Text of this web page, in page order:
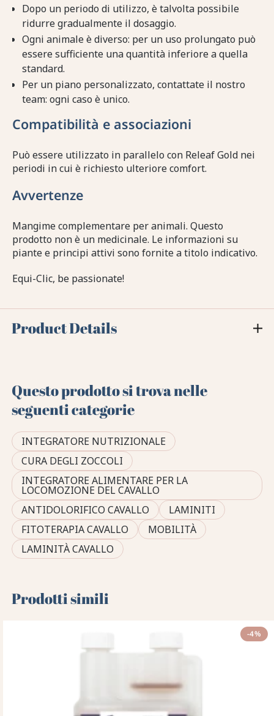
Dopo un periodo di utilizzo, è talvolta possibile
ridurre gradualmente il dosaggio.
Ogni animale è diverso: per un uso prolungato può
essere sufficiente una quantità inferiore a quella
standard.
Per un piano personalizzato, contattate il nostro
team: ogni caso è unico.
Compatibilità e associazioni
Può essere utilizzato in parallelo con Releaf Gold nei
periodi in cui è richiesto ulteriore comfort.
Avvertenze
Mangime complementare per animali. Questo
prodotto non è un medicinale. Le informazioni su
piante e principi attivi sono fornite a titolo indicativo.
Equi-Clic, be passionate!
Product Details
Questo prodotto si trova nelle
seguenti categorie
INTEGRATORE NUTRIZIONALE
CURA DEGLI ZOCCOLI
INTEGRATORE ALIMENTARE PER LA
LOCOMOZIONE DEL CAVALLO
ANTIDOLORIFICO CAVALLO
LAMINITI
FITOTERAPIA CAVALLO
MOBILITÀ
LAMINITÀ CAVALLO
Prodotti simili
-4%